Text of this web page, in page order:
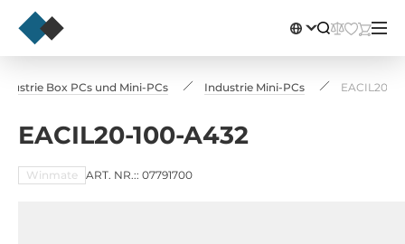
Box PCs und Mini-PCs Industrie Mini-PCs EACIL20-
EACIL20-100-A432
Winmate ART. NR.:: 07791700